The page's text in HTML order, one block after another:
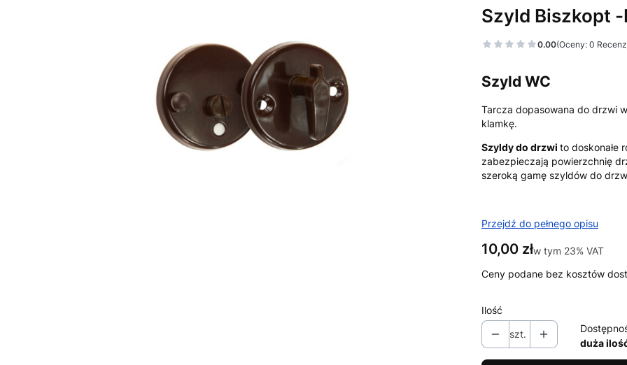
Szyld Biszkopt
0.00(Oceny: 0
Szyld WC
Tarcza dopasowana do drzwi
klamkę.
Szyldy do drzwi to doskonałe
zabezpieczają powierzchnię
szeroką gamę szyldów do
Przejdź do pełnego opisu
Cena
10,00 złw tym 23% VAT
w tym 23% VAT
Ceny podane bez kosztów
Ilość
szt.
duża